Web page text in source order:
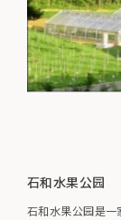
石和水果公园
石和水果公园是一